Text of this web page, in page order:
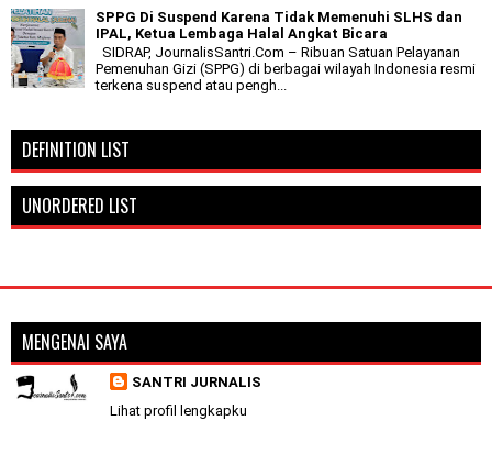
SPPG Di Suspend Karena Tidak Memenuhi SLHS dan
IPAL, Ketua Lembaga Halal Angkat Bicara
SIDRAP, JournalisSantri.Com – Ribuan Satuan Pelayanan
Pemenuhan Gizi (SPPG) di berbagai wilayah Indonesia resmi
terkena suspend atau pengh...
DEFINITION LIST
UNORDERED LIST
MENGENAI SAYA
SANTRI JURNALIS
Lihat profil lengkapku